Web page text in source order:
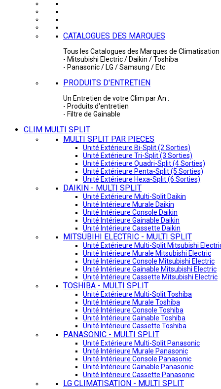
CATALOGUES DES MARQUES
Tous les Catalogues des Marques de Climatisation
- Mitsubishi Electric / Daikin / Toshiba
- Panasonic / LG / Samsung / Etc
PRODUITS D'ENTRETIEN
Un Entretien de votre Clim par An :
- Produits d'entretien
- Filtre de Gainable
CLIM MULTI SPLIT
MULTI SPLIT PAR PIECES
Unité Extérieure Bi-Split (2 Sorties)
Unité Extérieure Tri-Split (3 Sorties)
Unité Extérieure Quadri-Split (4 Sorties)
Unité Extérieure Penta-Split (5 Sorties)
Unité Extérieure Hexa-Split (6 Sorties)
DAIKIN - MULTI SPLIT
Unité Extérieure Multi-Split Daikin
Unité Intérieure Murale Daikin
Unité Intérieure Console Daikin
Unité Intérieure Gainable Daikin
Unité Intérieure Cassette Daikin
MITSUBIHI ELECTRIC - MULTI SPLIT
Unité Extérieure Multi-Split Mitsubishi
Unité Intérieure Murale Mitsubishi Electric
Unité Intérieure Console Mitsubishi Electric
Unité Intérieure Gainable Mitsubishi Electric
Unité Intérieure Cassette Mitsubishi Electric
TOSHIBA - MULTI SPLIT
Unité Extérieure Multi-Split Toshiba
Unité Intérieure Murale Toshiba
Unité Intérieure Console Toshiba
Unité Intérieure Gainable Toshiba
Unité Intérieure Cassette Toshiba
PANASONIC - MULTI SPLIT
Unité Extérieure Multi-Split Panasonic
Unité Intérieure Murale Panasonic
Unité Intérieure Console Panasonic
Unité Intérieure Gainable Panasonic
Unité Intérieure Cassette Panasonic
LG CLIMATISATION - MULTI SPLIT